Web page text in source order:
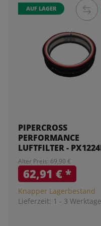
AUF LAGER
PIPERCROSS
PERFORMANCE
LUFTFILTER -
Alter Preis: 69,90 €
62,91 €*
Knapper Lagerbestand
Lieferzeit: 1 - 3 Werktage